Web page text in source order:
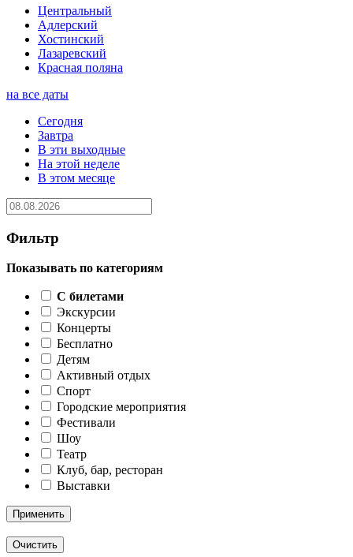
Центральный
Адлерский
Хостинский
Лазаревский
Красная поляна
на все даты
Сегодня
Завтра
В эти выходные
На этой неделе
В этом месяце
Фильтр
Показывать по категориям
C билетами
Экскурсии
Концерты
Бесплатно
Детям
Активный отдых
Спорт
Городские мероприятия
Фестивали
Шоу
Театр
Клуб, бар, ресторан
Выставки
Применить
Очистить